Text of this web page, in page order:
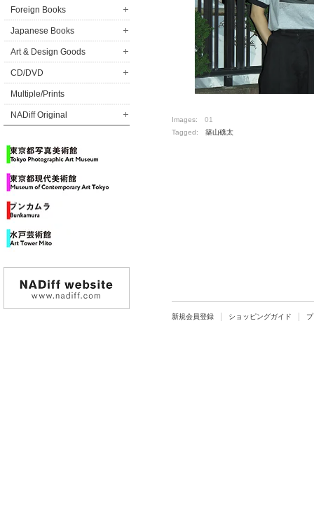
Foreign Books
Japanese Books
Art & Design Goods
CD/DVD
Multiple/Prints
NADiff Original Images: 01
Tagged: 築山礁太
新規会員登録 ショッピングガイド